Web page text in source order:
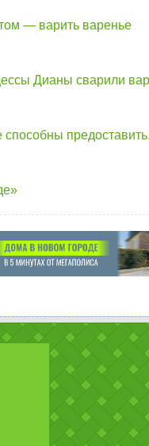
— варить варенье
Дианы сварили